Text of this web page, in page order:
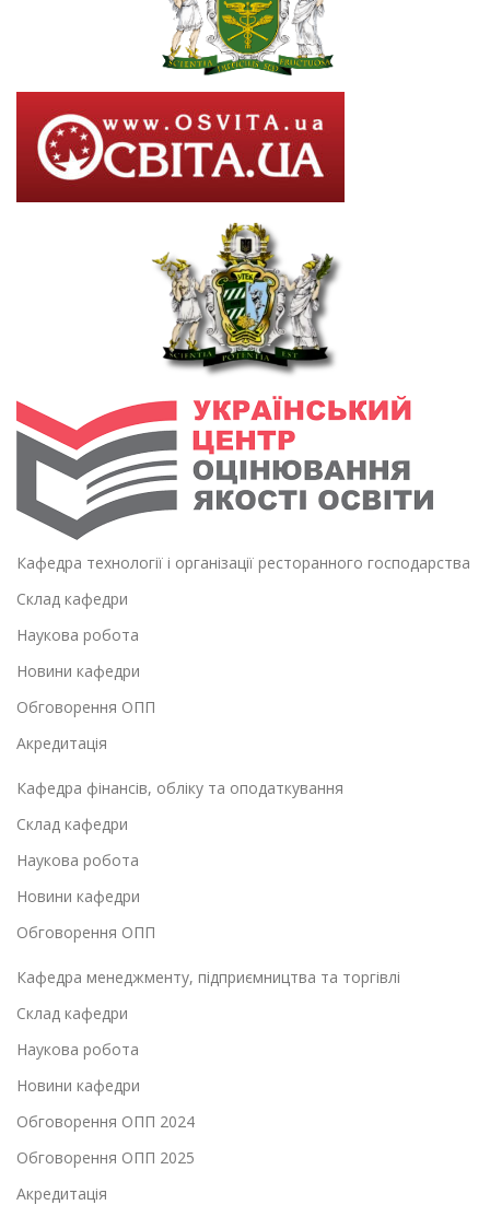
Кафедра технології і організації ресторанного господарства
Склад кафедри
Наукова робота
Новини кафедри
Обговорення ОПП
Акредитація
Кафедра фінансів, обліку та оподаткування
Склад кафедри
Наукова робота
Новини кафедри
Обговорення ОПП
Кафедра менеджменту, підприємництва та торгівлі
Склад кафедри
Наукова робота
Новини кафедри
Обговорення ОПП 2024
Обговорення ОПП 2025
Акредитація